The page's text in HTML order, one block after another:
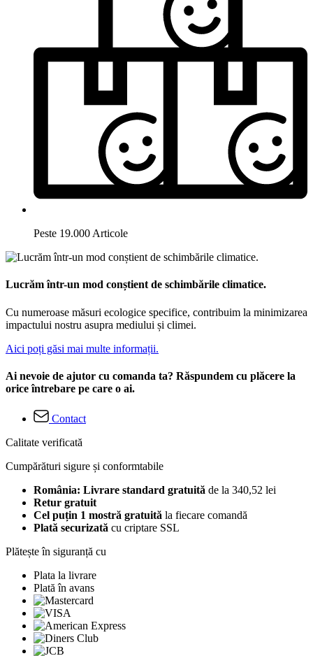
Peste 19.000 Articole
Lucrăm într-un mod conștient de schimbările climatice.
Cu numeroase măsuri ecologice specifice, contribuim la minimizarea
impactului nostru asupra mediului și climei.
Aici poți găsi mai multe informații.
Ai nevoie de ajutor cu comanda ta? Răspundem cu plăcere la
orice întrebare pe care o ai.
Contact
Calitate verificată
Cumpărături sigure și conformtabile
România: Livrare standard gratuită de la 340,52 lei
Retur gratuit
Cel puțin 1 mostră gratuită la fiecare comandă
Plată securizată cu criptare SSL
Plătește în siguranță cu
Plata la livrare
Plată în avans